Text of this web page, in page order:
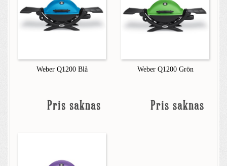
Weber Q1200 Blå
Pris saknas
Weber Q1200 Grön
Pris saknas